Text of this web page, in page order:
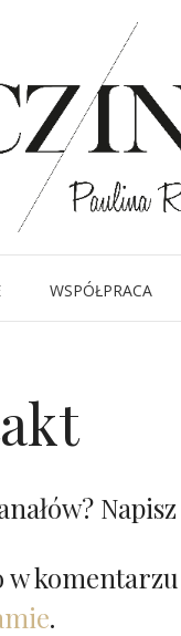
WSPÓŁPRACA
w
.